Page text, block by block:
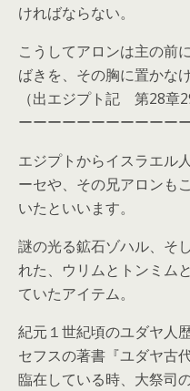
ければならない。
こうしてアロンは主の前
ばきを、その胸に置かな
（出エジプト記 第28章
ーーーーーーーーーーー
エジプトからイスラエル
ーセや、その兄アロンも
いたといいます。
謎の光る鉱石ゾハル、そ
れた、ウリムとトンミム
ていたアイテム。
紀元１世紀頃のユダヤ人
セフスの著書『ユダヤ古
臨在している時、大祭司